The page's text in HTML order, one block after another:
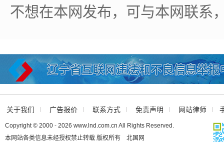
不想在本网发布，可与本网联系
关于我们 广告报价 联系方式 免责声明 网站律师
Copyright © 2000 - 2026 www.lnd.com.cn All Rights Reserved.
本网站各类信息未经授权禁止转载 版权所有 北国网